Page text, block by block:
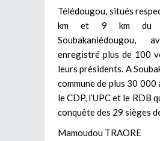
Télédougou, situés
km et 9 km du
Soubakaniédougou,
enregistré plus de 100
leurs présidents. A
commune de plus 30 000
le CDP, l’UPC et le RDB
conquête des 29 sièges
Mamoudou TRAORE